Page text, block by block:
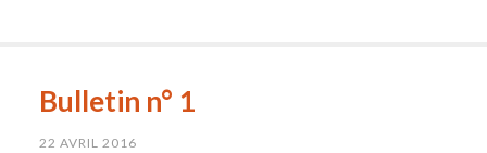
Bulletin n° 1
22 AVRIL 2016